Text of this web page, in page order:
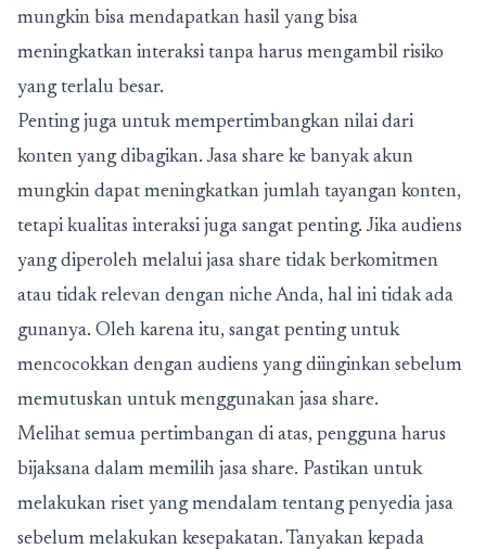
mungkin bisa mendapatkan hasil yang bisa
meningkatkan interaksi tanpa harus mengambil risiko
yang terlalu besar.
Penting juga untuk mempertimbangkan nilai dari
konten yang dibagikan. Jasa share ke banyak akun
mungkin dapat meningkatkan jumlah tayangan konten,
tetapi kualitas interaksi juga sangat penting. Jika audiens
yang diperoleh melalui jasa share tidak berkomitmen
atau tidak relevan dengan niche Anda, hal ini tidak ada
gunanya. Oleh karena itu, sangat penting untuk
mencocokkan dengan audiens yang diinginkan sebelum
memutuskan untuk menggunakan jasa share.
Melihat semua pertimbangan di atas, pengguna harus
bijaksana dalam memilih jasa share. Pastikan untuk
melakukan riset yang mendalam tentang penyedia jasa
sebelum melakukan kesepakatan. Tanyakan kepada